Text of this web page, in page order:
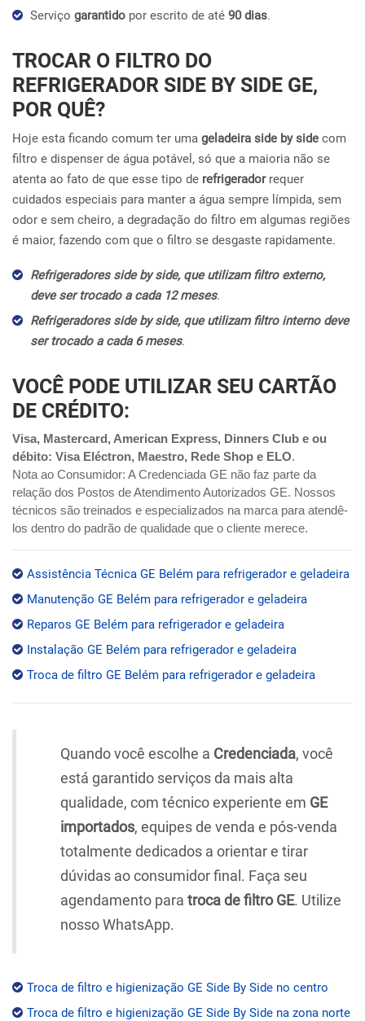
Serviço garantido por escrito de até 90 dias.
TROCAR O FILTRO DO
REFRIGERADOR SIDE BY SIDE GE,
POR QUÊ?
Hoje esta ficando comum ter uma geladeira side by side com
filtro e dispenser de água potável, só que a maioria não se
atenta ao fato de que esse tipo de refrigeradorrequer
cuidados especiais para manter a água sempre límpida, sem
odor e sem cheiro, a degradação do filtro em algumas regiões
é maior, fazendo com que o filtro se desgaste rapidamente.
Refrigeradores side by side, que utilizam filtro externo,
deve ser trocado a cada 12 meses.
Refrigeradores side by side, que utilizam filtro interno deve
ser trocado a cada 6 meses.
VOCÊ PODE UTILIZAR SEU CARTÃO
DE CRÉDITO:
Visa, Mastercard, American Express, Dinners Club e ou
débito: Visa Eléctron, Maestro, Rede Shop e ELO.
Nota ao Consumidor: A Credenciada GE não faz parte da
relação dos Postos de Atendimento Autorizados GE. Nossos
técnicos são treinados e especializados na marca para atendê-
los dentro do padrão de qualidade que o cliente merece.
Assistência Técnica GE Belém para refrigerador e geladeira
Manutenção GE Belém para refrigerador e geladeira
Reparos GE Belém para refrigerador e geladeira
Instalação GE Belém para refrigerador e geladeira
Troca de filtro GE Belém para refrigerador e geladeira
Quando você escolhe a Credenciada, você
está garantido serviços da mais alta
qualidade, com técnico experiente em GE
importados, equipes de venda e pós-venda
totalmente dedicados a orientar e tirar
dúvidas ao consumidor final. Faça seu
agendamento para troca de filtro GE. Utilize
nosso WhatsApp.
Troca de filtro e higienização GE Side By Side no centro
Troca de filtro e higienização GE Side By Side na zona norte